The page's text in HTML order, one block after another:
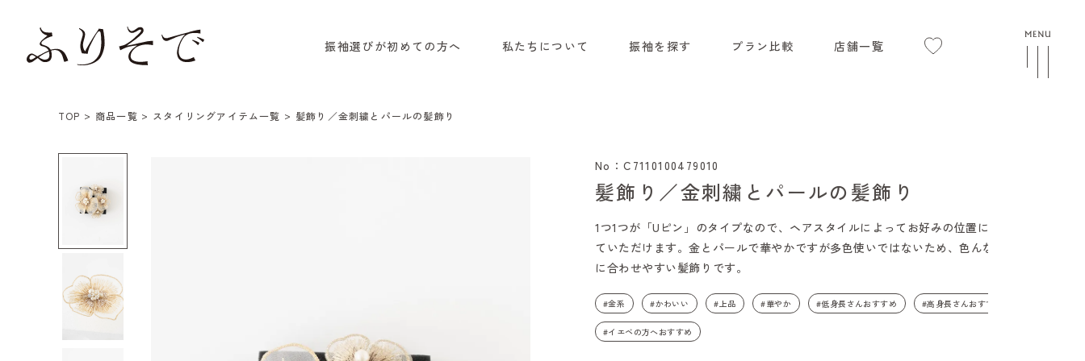
振袖選びが初めての方へ 私たちについて 振袖を探す プラン比較 店舗一覧
TOP 商品一覧 スタイリングアイテム一覧 髪飾り／金刺繍とパールの髪飾り
No：C7110100479010
髪飾り／金刺繍とパールの髪飾り
1つ1つが「Uピン」のタイプなので、ヘアスタイルによってお好みの位置に付け
ていただけます。金とパールで華やかですが多色使いではないため、色んな振袖
に合わせやすい髪飾りです。
#金系 #かわいい #上品 #華やか #低身長さんおすすめ #高身長さんおすすめ
#イエベの方へおすすめ